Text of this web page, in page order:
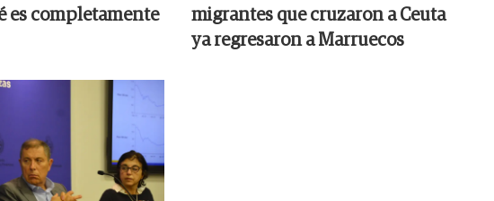
es completamente
migrantes que cruzaron a Ceuta
ya regresaron a Marruecos